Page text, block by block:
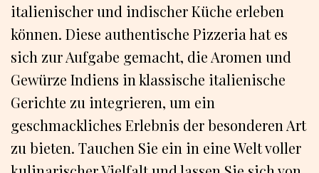
italienischer und indischer Küche erleben
können. Diese authentische Pizzeria hat es
sich zur Aufgabe gemacht, die Aromen und
Gewürze Indiens in klassische italienische
Gerichte zu integrieren, um ein
geschmackliches Erlebnis der besonderen Art
zu bieten. Tauchen Sie ein in eine Welt voller